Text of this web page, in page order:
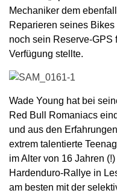
Mechaniker dem
Reparieren seines
noch sein Reserve-GPS
Verfügung stellte.
Wade Young hat bei
Red Bull Romaniacs
und aus den
extrem talentierte
im Alter von 16 Jahren
Hardenduro-Rallye in
am besten mit der